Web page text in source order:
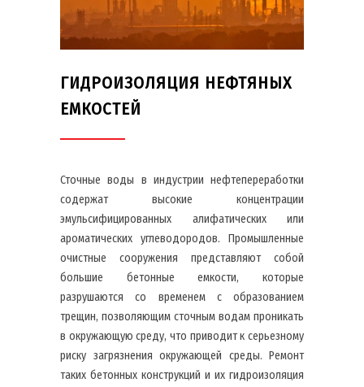
ГИДРОИЗОЛЯЦИЯ НЕФТЯНЫХ
ЕМКОСТЕЙ
Сточные воды в индустрии нефтепереработки
содержат высокие концентрации
эмульсифицированных алифатических или
ароматических углеводородов. Промышленные
очистные сооружения представляют собой
большие бетонные емкости, которые
разрушаются со временем с образованием
трещин, позволяющим сточным водам проникать
в окружающую среду, что приводит к серьезному
риску загрязнения окружающей среды. Ремонт
таких бетонных конструкций и их гидроизоляция